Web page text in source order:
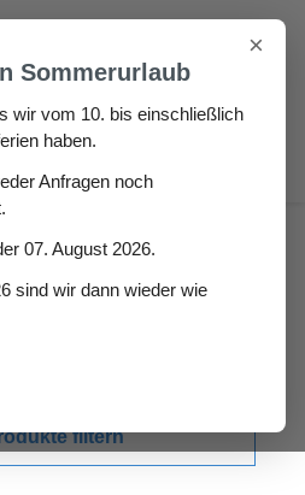
filtern
×
Sommerurlaub
wir vom 10. bis einschließlich
haben.
Anfragen noch
07. August 2026.
sind wir dann wieder wie